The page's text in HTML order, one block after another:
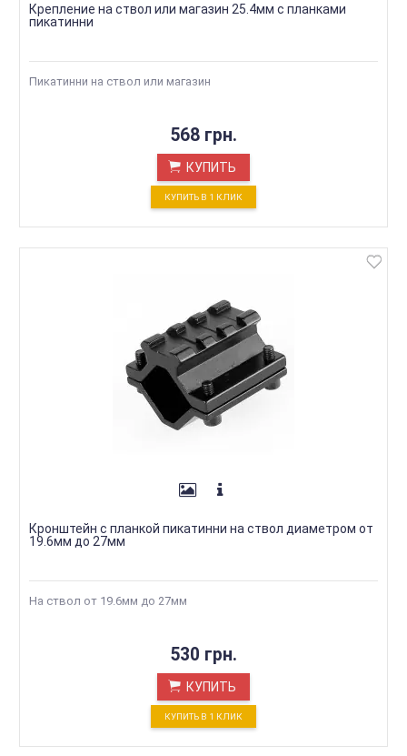
Крепление на ствол или магазин 25.4мм с планками
пикатинни
Пикатинни на ствол или магазин
568 грн.
КУПИТЬ
КУПИТЬ В 1 КЛИК
Кронштейн с планкой пикатинни на ствол диаметром от
19.6мм до 27мм
На ствол от 19.6мм до 27мм
530 грн.
КУПИТЬ
КУПИТЬ В 1 КЛИК